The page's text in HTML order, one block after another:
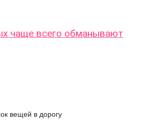
чаще всего обманывают
вещей в дорогу